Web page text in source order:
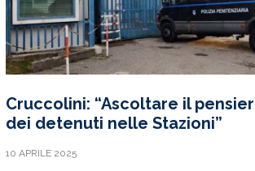
Cruccolini: “Ascoltare il
dei detenuti nelle Stazioni”
10 APRILE 2025